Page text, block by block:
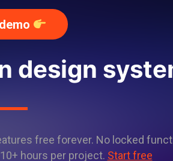
design
free forever. No locked
hours per project. Start free